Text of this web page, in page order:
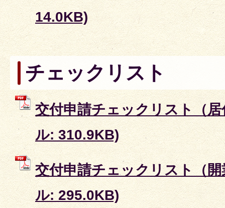
14.0KB)
チェックリスト
交付申請チェックリスト（
ル: 310.9KB)
交付申請チェックリスト（
ル: 295.0KB)